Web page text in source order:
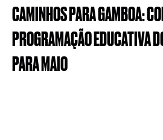
CAMINHOSPARAGAMBOA:
PROGRAMAÇÃOEDUCATIVA
PARAMAIO